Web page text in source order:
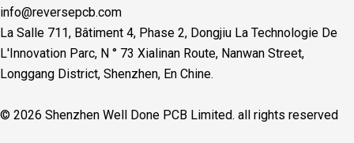
info@reversepcb.com
La Salle 711, Bâtiment 4, Phase 2, Dongjiu La Technologie De
L'Innovation Parc, N ° 73 Xialinan Route, Nanwan Street,
Longgang District, Shenzhen, En Chine.
© 2026 Shenzhen Well Done PCB Limited. all rights reserved